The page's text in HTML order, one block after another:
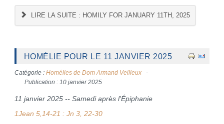
LIRE LA SUITE : HOMILY FOR JANUARY 11TH, 2025
HOMÉLIE POUR LE 11 JANVIER 2025
Catégorie : Homélies de Dom Armand Veilleux
Publication : 10 janvier 2025
11 janvier 2025 -- Samedi après l'Épiphanie
1Jean 5,14-21 : Jn 3, 22-30